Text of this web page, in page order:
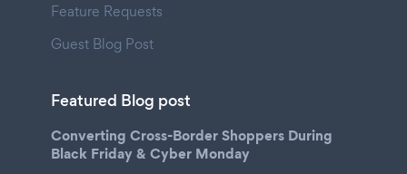
Feature Requests
Guest Blog Post
Featured Blog post
Converting Cross-Border Shoppers During
Black Friday & Cyber Monday